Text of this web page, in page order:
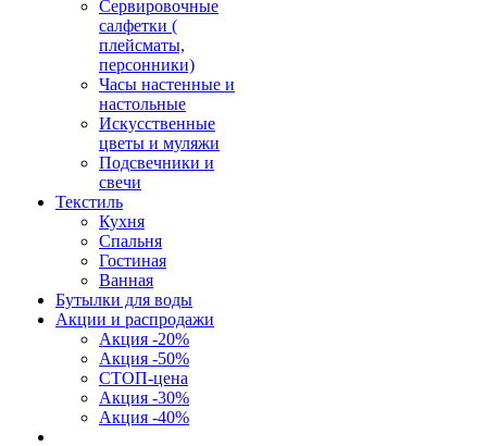
Сервировочные
салфетки (
плейсматы,
персонники)
Часы настенные и
настольные
Искусственные
цветы и муляжи
Подсвечники и
свечи
Текстиль
Кухня
Спальня
Гостиная
Ванная
Бутылки для воды
Акции и распродажи
Акция -20%
Акция -50%
СТОП-цена
Акция -30%
Акция -40%